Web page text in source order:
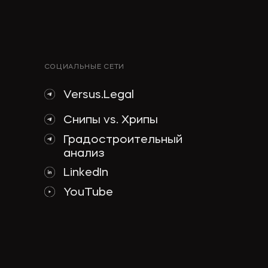
СОЦИАЛЬНЫЕ СЕТИ
Versus.Legal
Снипы vs. Хрипы
Градостроительный
анализ
LinkedIn
YouTube